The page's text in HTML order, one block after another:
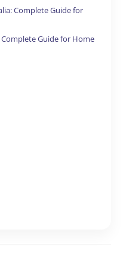
Complete Guide for
Guide for Home